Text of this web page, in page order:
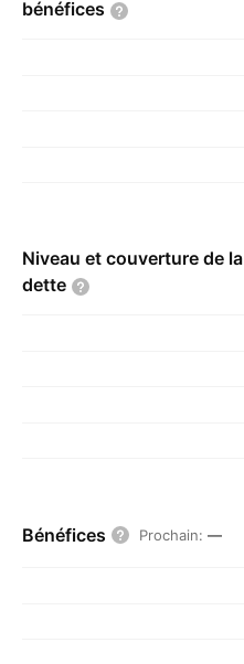
bénéfices
Niveau et couverture de la
dette
Bénéfices Prochain: —